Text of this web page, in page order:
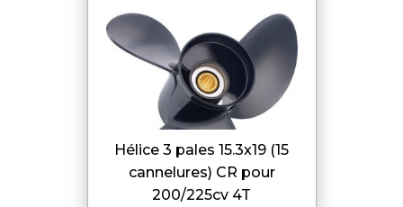
hélice 3 pales 15.3x19 (15
cannelures) CR pour
200/225cv 4T